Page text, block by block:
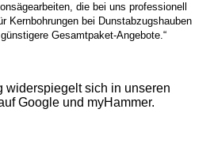
die bei uns professionell
Kernbohrungen bei Dunstabzugshauben
Gesamtpaket-Angebote.“
widerspiegelt sich in unseren
Google und myHammer.